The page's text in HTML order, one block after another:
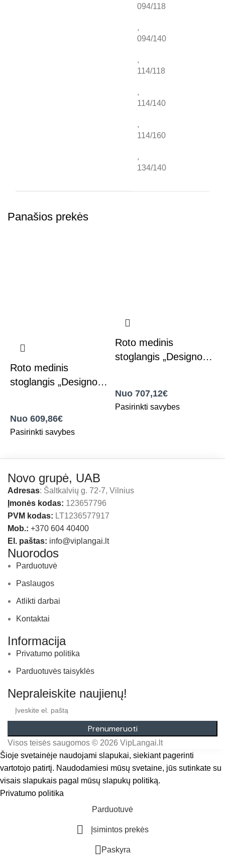
094/118
,
094/140
,
114/118
,
114/140
,
114/160
,
134/140
Panašios prekės
Roto medinis
stoglangis „Designo”
langas
Nuo 609,86€
Pasirinkti savybes
Roto medinis
stoglangis „Designo”
Nuo 707,12€
Pasirinkti savybes
Novo grupė, UAB
Adresas: Šaltkalvių g. 72-7, Vilnius
Įmonės kodas: 123657796
PVM kodas: LT1236577917
Mob.: +370 604 40400
El. paštas: info@viplangai.lt
Nuorodos
Parduotuvė
Paslaugos
Atlikti darbai
Kontaktai
Informacija
Privatumo politika
Parduotuvės taisyklės
Nepraleiskite naujienų!
Prenumeruoti
Visos teisės saugomos © 2026 VipLangai.lt
Šioje svetainėje naudojami slapukai, siekiant pagerinti
vartotojo patirtį. Naudodamiesi mūsų svetaine, jūs sutinkate su
visais slapukais pagal mūsų slapukų politiką.
Privatumo politika
Parduotuvė
Įsimintos prekės
Paskyra